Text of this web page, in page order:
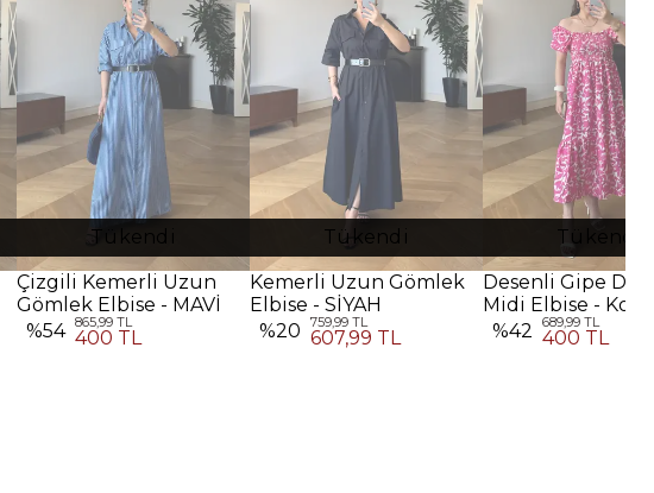
Tükendi
Çizgili Kemerli Uzun
Gömlek Elbise - MAVİ
%54 865,99 TL
400 TL
Tükendi
Kemerli Uzun Gömlek
Elbise - SİYAH
%20 759,99 TL
607,99 TL
Tükendi
Desenli Gipe
Midi Elbise - Koyu
Pembe
%42 689,99 TL
400 TL